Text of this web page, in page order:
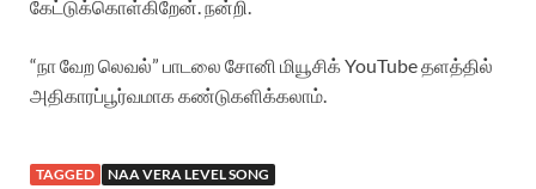
கேட்டுக்கொள்கிறேன். நன்றி.
“நா வேற லெவல்” பாடலை சோனி மியூசிக் YouTube தளத்தில்
அதிகாரப்பூர்வமாக கண்டுகளிக்கலாம்.
TAGGED NAA VERA LEVEL SONG